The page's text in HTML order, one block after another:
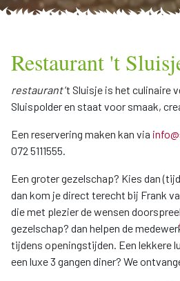
Restaurant 't
restaurant‘t Sluisje is het culinaire
Sluispolder en staat voor smaak,
Een reservering maken kan via
072 5111555.
Een groter gezelschap? Kies dan
dan kom je direct terecht bij Frank
die met plezier de wensen
gezelschap? dan helpen de
tijdens openingstijden. Een lekkere
een luxe 3 gangen diner? We